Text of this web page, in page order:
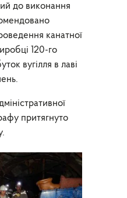
до виконання
канатної
120-го
вугілля в лаві
притягнуто